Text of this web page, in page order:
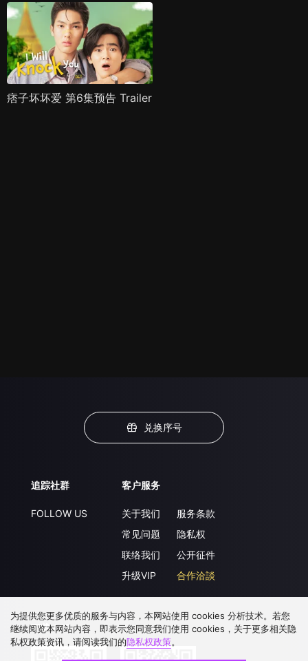
痞子坏坏爱 第6集预告 Trailer
兑换序号
追踪社群
FOLLOW US
客户服务
关于我们
常见问题
联络我们
升级VIP
服务条款
隐私权
公开征件
合作洽談
下载 APP
为提供您更多优质的服务与内容，本网站使用 cookies 分析技术。若您
继续阅览本网站内容，即表示您同意我们使用 cookies，关于更多相关隐
私权政策资讯，请阅读我们的隐私权政策。